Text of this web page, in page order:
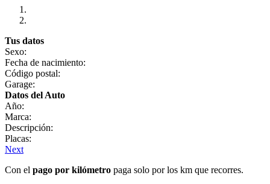
Tus datos
Sexo:
Fecha de nacimiento:
Código postal:
Garage:
Datos del Auto
Año:
Marca:
Descripción:
Placas:
Next
Con el pago por kilómetro paga solo por los km que recorres.